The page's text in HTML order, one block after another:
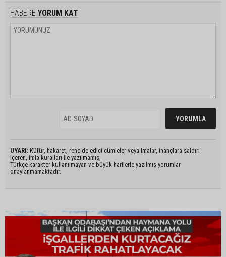
HABERE YORUM KAT
UYARI: Küfür, hakaret, rencide edici cümleler veya imalar, inançlara saldırı
içeren, imla kuralları ile yazılmamış,
Türkçe karakter kullanılmayan ve büyük harflerle yazılmış yorumlar
onaylanmamaktadır.